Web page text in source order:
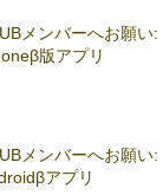
メンバーへお願い:
版アプリ
メンバーへお願い:
アプリ